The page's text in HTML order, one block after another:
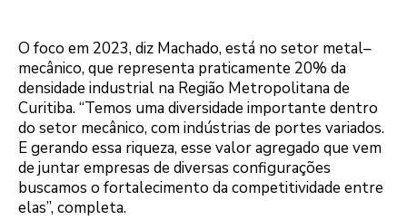
O foco em 2023, diz Machado, está no setor metal–
mecânico, que representa praticamente 20% da
densidade industrial na Região Metropolitana de
Curitiba. “Temos uma diversidade importante dentro
do setor mecânico, com indústrias de portes variados.
E gerando essa riqueza, esse valor agregado que vem
de juntar empresas de diversas configurações
buscamos o fortalecimento da competitividade entre
elas”, completa.